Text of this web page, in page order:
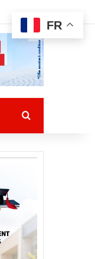
Rechercher
FR